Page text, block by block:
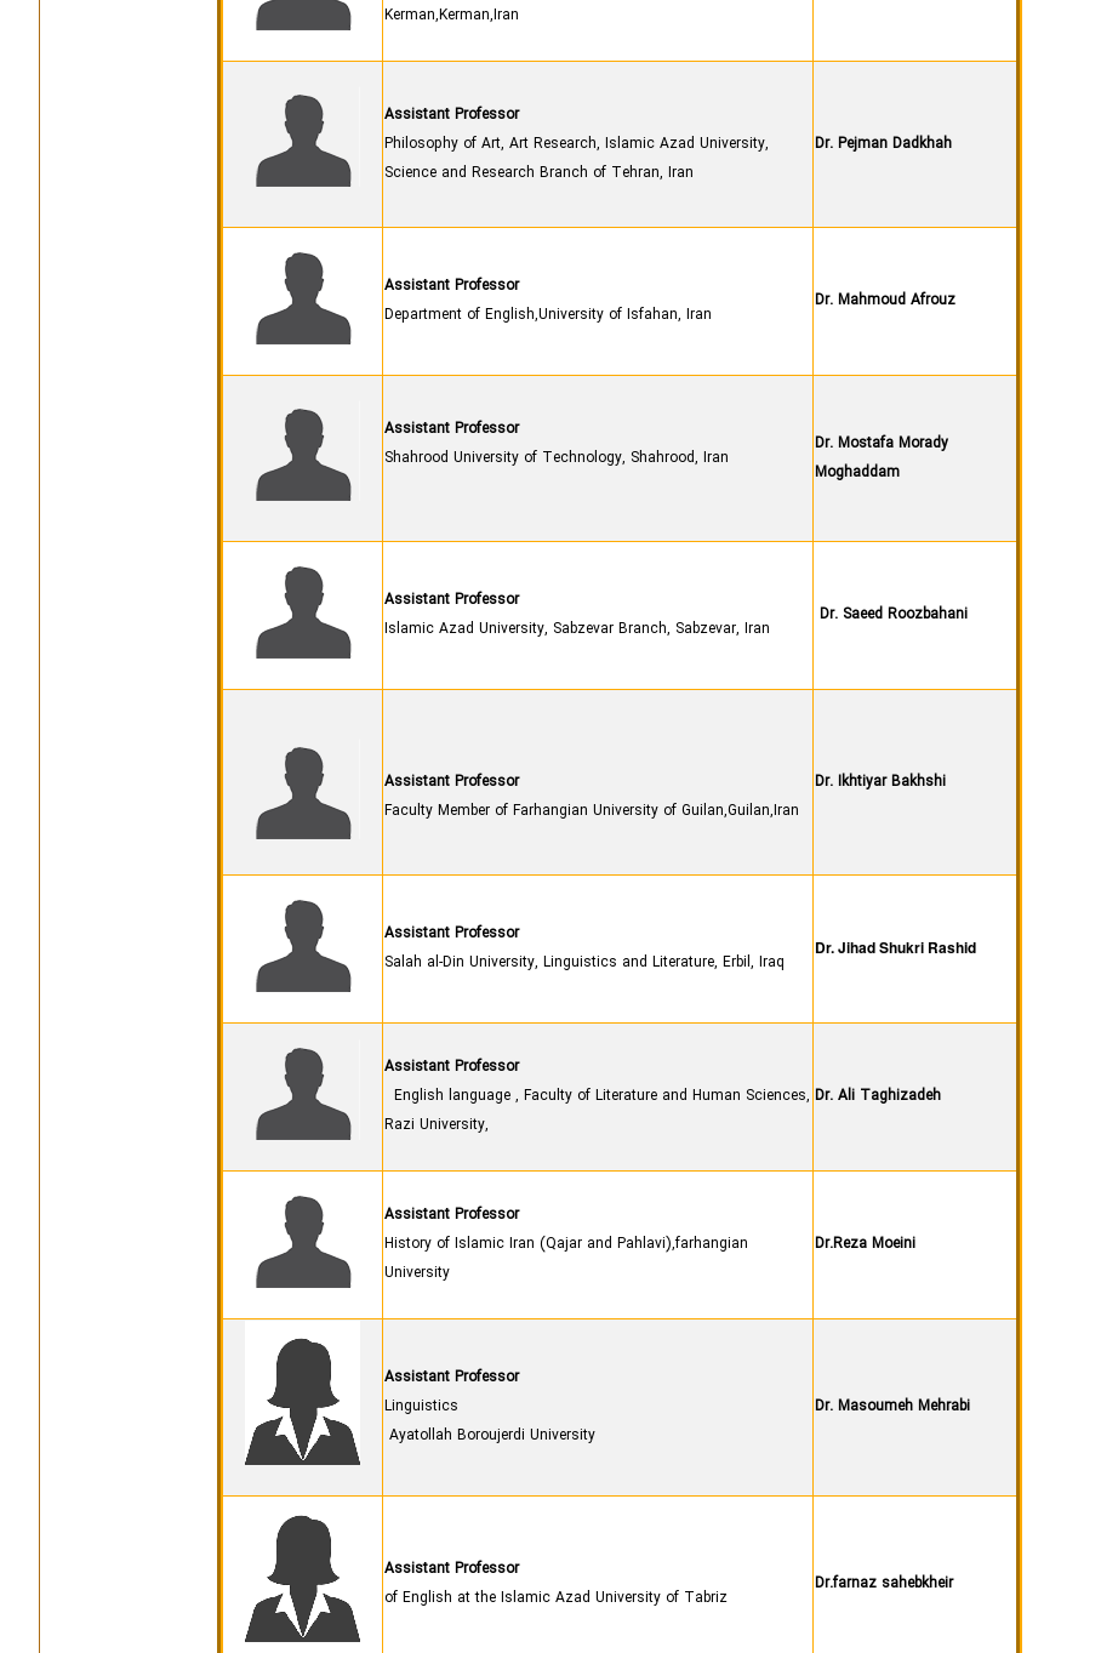
Kerman,Kerman,Iran
Dr. Pejman Dadkhah
Assistant Professor
Philosophy of Art, Art Research, Islamic Azad University,
Science and Research Branch of Tehran, Iran
Dr. Mahmoud Afrouz
Assistant Professor
Department of English,University of Isfahan, Iran
Dr. Mostafa Morady
Moghaddam
Assistant Professor
Dr. Saeed Roozbahani
Assistant Professor
Dr. Ikhtiyar Bakhshi
Assistant Professor
Dr. Jihad Shukri Rashid
Assistant Professor
Salah al-Din University, Linguistics and Literature, Erbil, Iraq
Dr. Ali Taghizadeh
Assistant Professor
English language , Faculty of Literature and Human Sciences,
Razi University,
Dr.Reza Moeini
Assistant Professor
History of Islamic Iran (Qajar and Pahlavi),farhangian
University
Dr. Masoumeh Mehrabi
Assistant Professor
Linguistics
Ayatollah Boroujerdi University
Dr.farnaz sahebkheir
Assistant Professor
of English at the Islamic Azad University of Tabriz